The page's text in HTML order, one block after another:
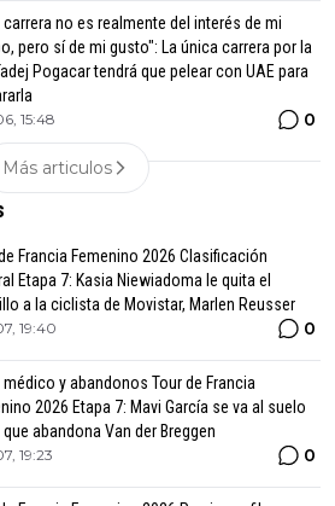
carrera no es realmente del interés de mi
pero sí de mi gusto": La única carrera por la
Pogacar tendrá que pelear con UAE para
15:48 0
Más articulos
Francia Femenino 2026 Clasificación
Etapa 7: Kasia Niewiadoma le quita el
a la ciclista de Movistar, Marlen Reusser
19:40 0
médico y abandonos Tour de Francia
2026 Etapa 7: Mavi García se va al suelo
abandona Van der Breggen
19:23 0